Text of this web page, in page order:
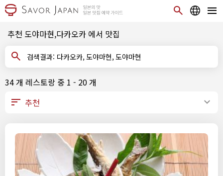
추천 도야마현,다카오카 에서 맛집
검색결과: 다카오카, 도야마현, 도야마현
34 개 레스토랑 중 1 - 20 개